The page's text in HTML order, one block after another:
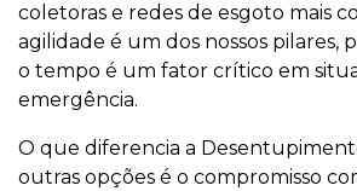
coletoras e redes de esgoto mais
agilidade é um dos nossos pilares,
o tempo é um fator crítico em
emergência.
O que diferencia a
outras opções é o compromisso